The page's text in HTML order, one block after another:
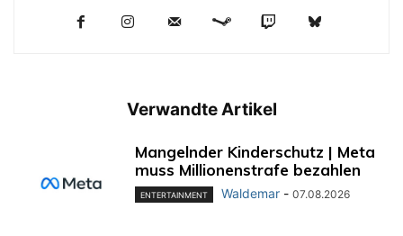
Verwandte Artikel
Mangelnder Kinderschutz | Meta
muss Millionenstrafe bezahlen
ENTERTAINMENT Waldemar - 07.08.2026